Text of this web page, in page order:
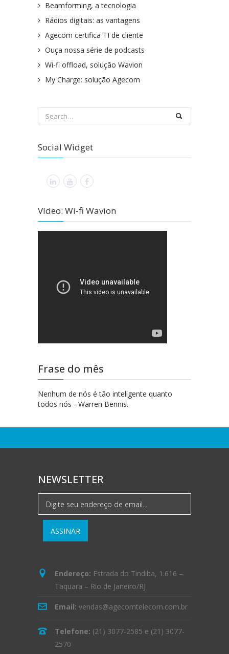
Beamforming, a tecnologia
Rádios digitais: as vantagens
Agecom certifica TI de cliente
Ouça nossa série de podcasts
Wi-fi offload, solução Wavion
My Charge: solução Agecom
Social Widget
Vídeo: Wi-fi Wavion
Frase do mês
Nenhum de nós é tão inteligente quanto
todos nós - Warren Bennis.
NEWSLETTER
Endereço: Estrada do Tindiba, 1.616 –
Taquara – Rio de Janeiro/RJ
Email: vendas@agecomtelecom.com.br
Telefone: (21) 3077-2585 e (21) 3077-
2570